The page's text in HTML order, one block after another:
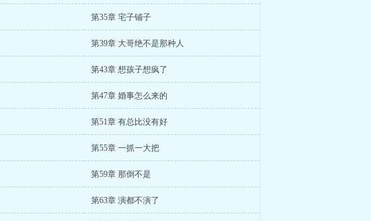
第35章 宅子铺子
第39章 大哥绝不是那种人
第43章 想孩子想疯了
第47章 婚事怎么来的
第51章 有总比没有好
第55章 一抓一大把
第59章 那倒不是
第63章 演都不演了